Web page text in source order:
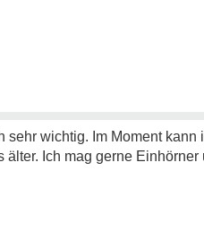
sehr wichtig. Im Moment
älter. Ich mag gerne